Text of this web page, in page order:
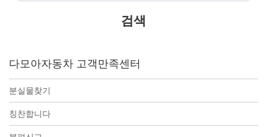
다모아자동차 고객만족센터
분실물찾기
칭찬합니다